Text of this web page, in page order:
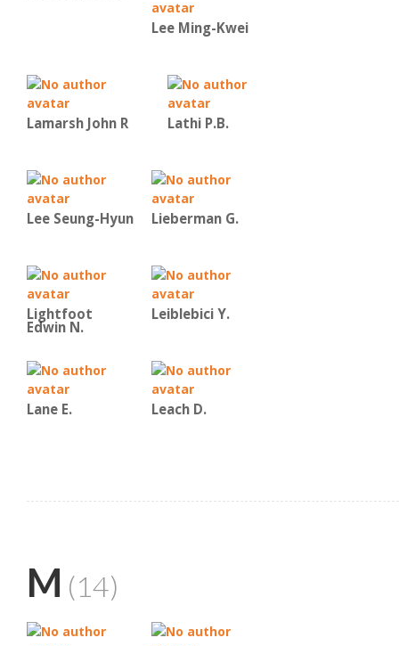
Lee Ming-Kwei
Lamarsh John R Lathi P.B.
Lee Seung-Hyun Lieberman G.
Lightfoot
Edwin N.
Leiblebici Y.
Lane E. Leach D.
M (14)